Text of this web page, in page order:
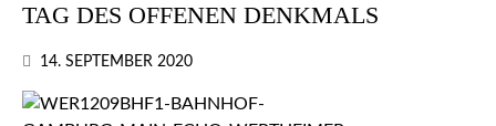
TAG DES OFFENEN DENKMALS
14. SEPTEMBER 2020